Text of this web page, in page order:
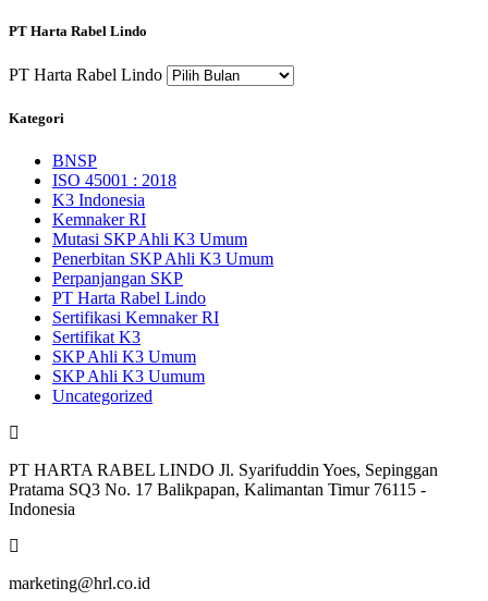
PT Harta Rabel Lindo
PT Harta Rabel Lindo
Kategori
BNSP
ISO 45001 : 2018
K3 Indonesia
Kemnaker RI
Mutasi SKP Ahli K3 Umum
Penerbitan SKP Ahli K3 Umum
Perpanjangan SKP
PT Harta Rabel Lindo
Sertifikasi Kemnaker RI
Sertifikat K3
SKP Ahli K3 Umum
SKP Ahli K3 Uumum
Uncategorized
PT HARTA RABEL LINDO Jl. Syarifuddin Yoes, Sepinggan
Pratama SQ3 No. 17 Balikpapan, Kalimantan Timur 76115 -
Indonesia
marketing@hrl.co.id